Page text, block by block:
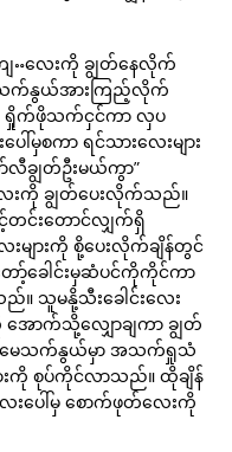
ျႌလေးကို ချွတ်နေလိုက်
သက်နွယ်အားကြည့်လိုက်
ရှိုက်ဖိုသက်ငှင်ကာ လှပ
မှစကာ ရင်သားလေးများ
လီချွတ်ဦးမယ်ကွာ”
ကို ချွတ်ပေးလိုက်သည်။
တင်းတောင်လျှက်ရှိ
များကို စို့ပေးလိုက်ချိန်တွင်
ာ့်ခေါင်းမှဆံပင်ကိုကိုင်ကာ
သူမနို့သီးခေါင်းလေး
ောက်သို့လျှောချကာ ချွတ်
မေသက်နွယ်မှာ အသက်ရှုသံ
ျားကို စုပ်ကိုင်လာသည်။ ထိုချိန်
ပေါ်မှ စောက်ဖုတ်လေးကို